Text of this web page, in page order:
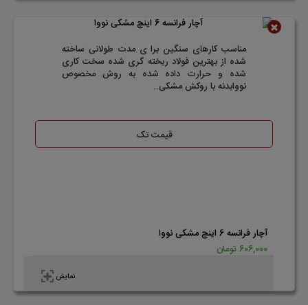
مناسب کارهای سنگین برا ی مدت طولانی ساخته
شده از بهترین فولاد ریخته گری شده سخت کاری
شده و حرارت داده شده به روش مخصوص
نووابدنه با روکش مشکی..
قیمت تک
آچار فرانسه 6 اینچ مشکی نووا
606,000 تومان
نمایش